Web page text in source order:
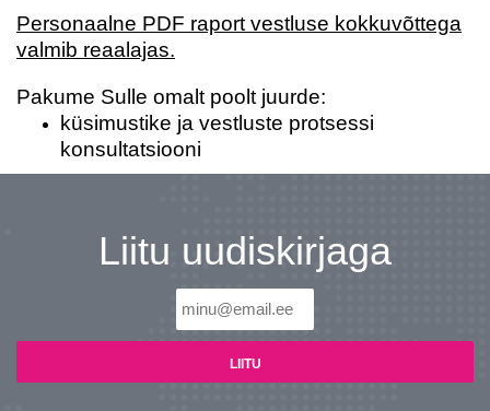
Personaalne PDF raport vestluse kokkuvõttega
valmib reaalajas.
Pakume Sulle omalt poolt juurde:
küsimustike ja vestluste protsessi
konsultatsiooni
Liitu uudiskirjaga
Ei, tänan
Liitun